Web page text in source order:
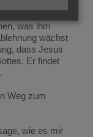
was ihm
wächst
dass Jesus
Er findet
Weg zum
wie es mir